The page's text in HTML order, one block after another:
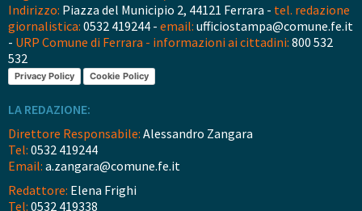
Indirizzo: Piazza del Municipio 2, 44121 Ferrara - tel. redazione
giornalistica: 0532 419244 - email: ufficiostampa@comune.fe.it
- URP Comune di Ferrara - informazioni ai cittadini: 800 532
532
Privacy Policy Cookie Policy
LA REDAZIONE:
Direttore Responsabile: Alessandro Zangara
Tel: 0532 419244
Email: a.zangara@comune.fe.it
Redattore: Elena Frighi
Tel: 0532 419338